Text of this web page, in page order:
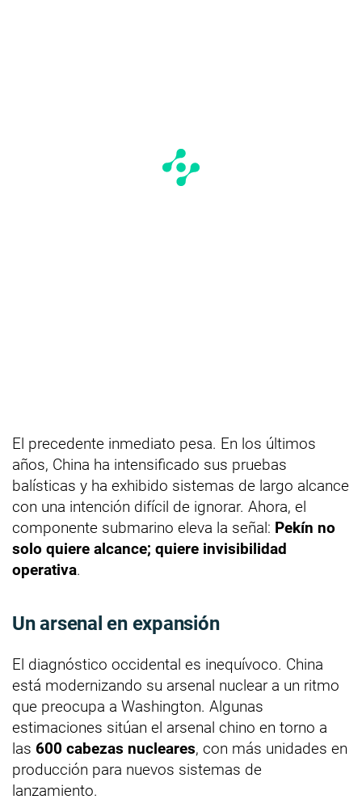
El precedente inmediato pesa. En los últimos
años, China ha intensificado sus pruebas
balísticas y ha exhibido sistemas de largo alcance
con una intención difícil de ignorar. Ahora, el
componente submarino eleva la señal: Pekín no
solo quiere alcance; quiere invisibilidad
operativa.
Un arsenal en expansión
El diagnóstico occidental es inequívoco. China
está modernizando su arsenal nuclear a un ritmo
que preocupa a Washington. Algunas
estimaciones sitúan el arsenal chino en torno a
las 600 cabezas nucleares, con más unidades en
producción para nuevos sistemas de
lanzamiento.